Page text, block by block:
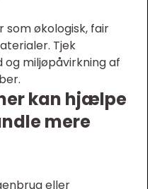
økologisk, fair
Tjek
miljøpåvirkning af
kan hjælpe
mere
eller